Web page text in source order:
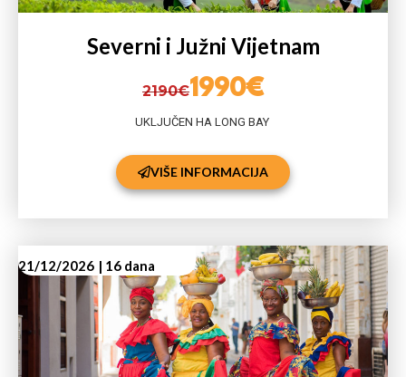
Severni i Južni Vijetnam
2190€1990€
UKLJUČEN HA LONG BAY
VIŠE INFORMACIJA
21/12/2026 | 16 dana